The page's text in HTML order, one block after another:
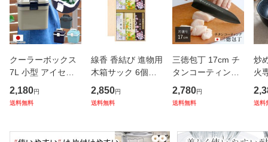
クーラーボックス
7L 小型 アイセル1
0 ハードタイプ （
保冷 クーラーBOX
ックス 7リットル
2,180円
送料無料
線香 香結び 進物用
木箱サック 6個入
り ギフト （ お線
香 微煙 仏壇 お墓
プレゼント 贈り物
2,850円
送料無料
三徳包丁 17cm チ
タンコーティング
濃州正宗 日本製 （
包丁 万能包丁 料理
5ミリ チタン 錆び
2,780円
送料無料
炒
火
モ
ル
ン
送料